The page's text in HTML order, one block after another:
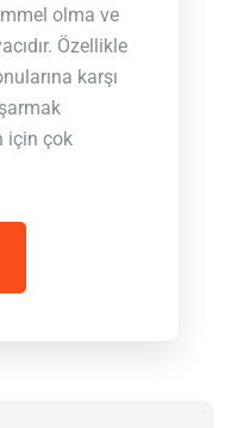
olma ve
Özellikle
karşı
için çok